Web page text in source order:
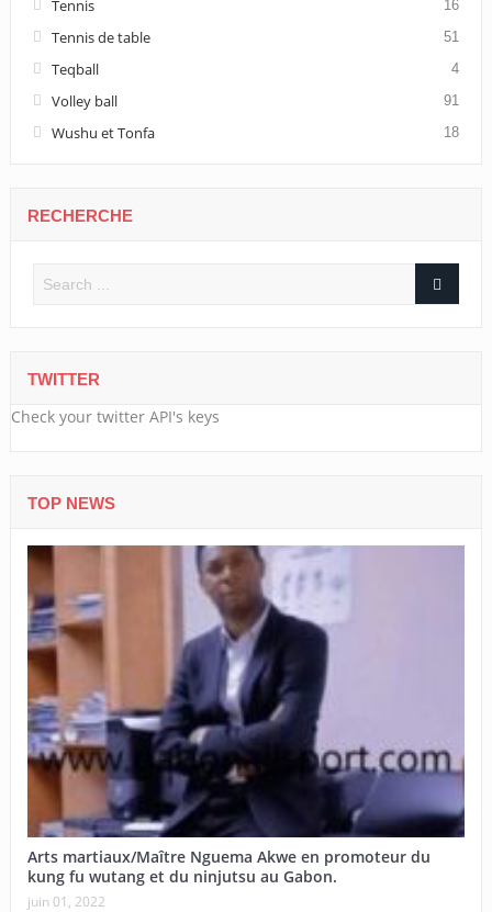
Tennis 16
Tennis de table 51
Teqball 4
Volley ball 91
Wushu et Tonfa 18
RECHERCHE
TWITTER
Check your twitter API's keys
TOP NEWS
Arts martiaux/Maître Nguema Akwe en promoteur du
kung fu wutang et du ninjutsu au Gabon.
juin 01, 2022